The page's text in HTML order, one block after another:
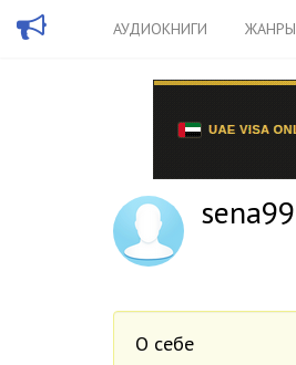
АУДИОКНИГИ ЖАНРЫ
sena99
О себе